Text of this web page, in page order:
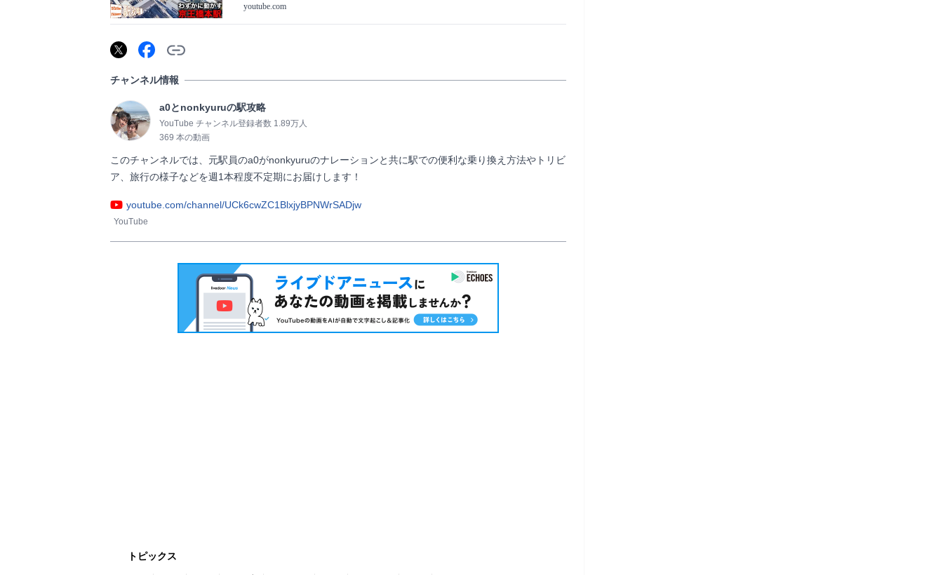
youtube.com
チャンネル情報
a0とnonkyuruの駅攻略
YouTube チャンネル登録者数 1.89万人
369 本の動画
このチャンネルでは、元駅員のa0がnonkyuruのナレーションと共に駅での便利な乗り換え方法やトリビ
ア、旅行の様子などを週1本程度不定期にお届けします！
youtube.com/channel/UCk6cwZC1BlxjyBPNWrSADjw
YouTube
トピックス